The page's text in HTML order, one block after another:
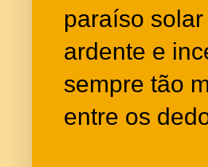
paraíso
ardente e
sempre tão
entre os